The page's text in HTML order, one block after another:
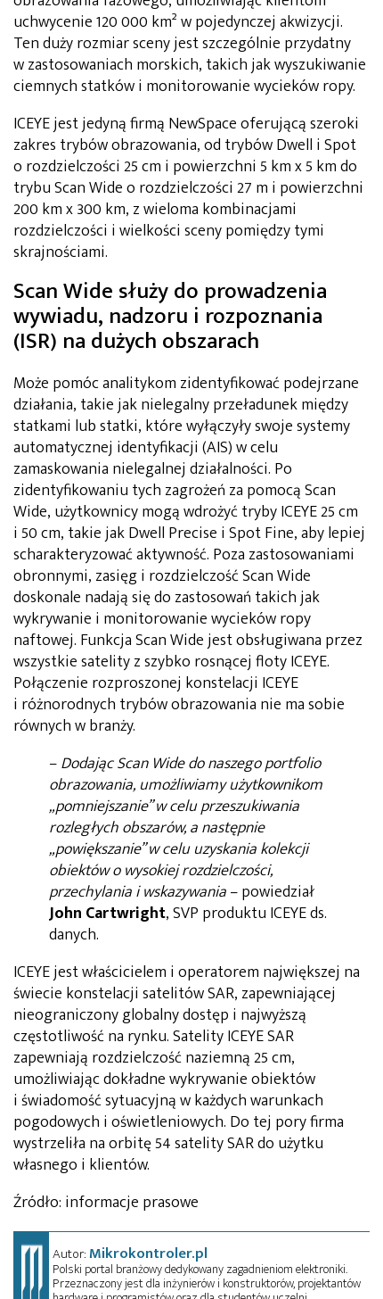
uchwycenie 120 000 km² w pojedynczej akwizycji.
Ten duży rozmiar sceny jest szczególnie przydatny
w zastosowaniach morskich, takich jak wyszukiwanie
ciemnych statków i monitorowanie wycieków ropy.
ICEYE jest jedyną firmą NewSpace oferującą szeroki
zakres trybów obrazowania, od trybów Dwell i Spot
o rozdzielczości 25 cm i powierzchni 5 km x 5 km do
trybu Scan Wide o rozdzielczości 27 m i powierzchni
200 km x 300 km, z wieloma kombinacjami
rozdzielczości i wielkości sceny pomiędzy tymi
skrajnościami.
Scan Wide służy do prowadzenia
wywiadu, nadzoru i rozpoznania
(ISR) na dużych obszarach
Może pomóc analitykom zidentyfikować podejrzane
działania, takie jak nielegalny przeładunek między
statkami lub statki, które wyłączyły swoje systemy
automatycznej identyfikacji (AIS) w celu
zamaskowania nielegalnej działalności. Po
zidentyfikowaniu tych zagrożeń za pomocą Scan
Wide, użytkownicy mogą wdrożyć tryby ICEYE 25 cm
i 50 cm, takie jak Dwell Precise i Spot Fine, aby lepiej
scharakteryzować aktywność. Poza zastosowaniami
obronnymi, zasięg i rozdzielczość Scan Wide
doskonale nadają się do zastosowań takich jak
wykrywanie i monitorowanie wycieków ropy
naftowej. Funkcja Scan Wide jest obsługiwana przez
wszystkie satelity z szybko rosnącej floty ICEYE.
Połączenie rozproszonej konstelacji ICEYE
i różnorodnych trybów obrazowania nie ma sobie
równych w branży.
–Dodając Scan Wide do naszego portfolio
obrazowania, umożliwiamy użytkownikom
„pomniejszanie” w celu przeszukiwania
rozległych obszarów, a następnie
„powiększanie” w celu uzyskania kolekcji
obiektów o wysokiej rozdzielczości,
przechylania i wskazywania– powiedział
John Cartwright, SVP produktu ICEYE ds.
danych.
ICEYE jest właścicielem i operatorem największej na
świecie konstelacji satelitów SAR, zapewniającej
nieograniczony globalny dostęp i najwyższą
częstotliwość na rynku. Satelity ICEYE SAR
zapewniają rozdzielczość naziemną 25 cm,
umożliwiając dokładne wykrywanie obiektów
i świadomość sytuacyjną w każdych warunkach
pogodowych i oświetleniowych. Do tej pory firma
wystrzeliła na orbitę 54 satelity SAR do użytku
własnego i klientów.
Źródło: informacje prasowe
Autor:Mikrokontroler.pl
Polski portal branżowy dedykowany zagadnieniom elektroniki.
Przeznaczony jest dla inżynierów i konstruktorów, projektantów